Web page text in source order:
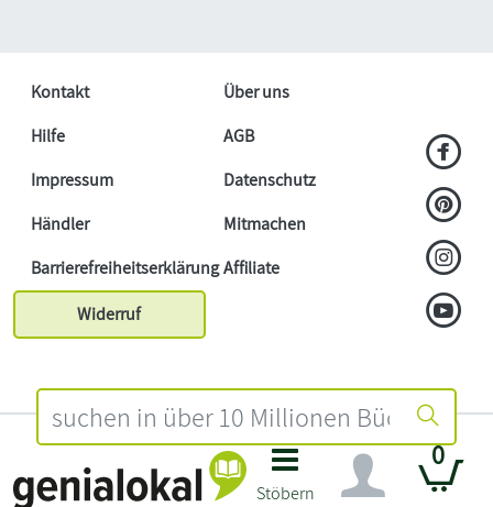
Stöbern
0
Kontakt
Über uns
Hilfe
AGB
Impressum
Datenschutz
Händler
Mitmachen
BarrierefreiheitserklärungAffiliate
Widerruf